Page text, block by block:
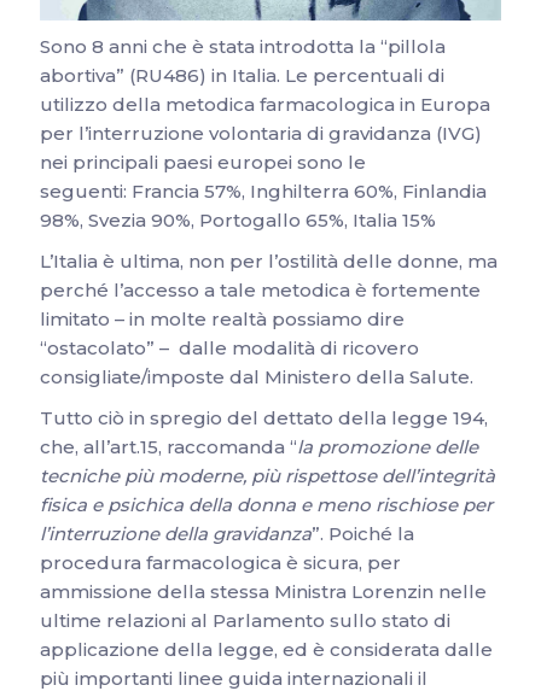
Sono 8 anni che è stata introdotta la “pillola
abortiva” (RU486) in Italia. Le percentuali di
utilizzo della metodica farmacologica in Europa
per l’interruzione volontaria di gravidanza (IVG)
nei principali paesi europei sono le
seguenti: Francia 57%, Inghilterra 60%, Finlandia
98%, Svezia 90%, Portogallo 65%, Italia 15%
L’Italia è ultima, non per l’ostilità delle donne, ma
perché l’accesso a tale metodica è fortemente
limitato – in molte realtà possiamo dire
“ostacolato” – dalle modalità di ricovero
consigliate/imposte dal Ministero della Salute.
Tutto ciò in spregio del dettato della legge 194,
che, all’art.15, raccomanda “la promozione delle
tecniche più moderne, più rispettose dell’integrità
fisica e psichica della donna e meno rischiose per
l’interruzione della gravidanza”. Poiché la
procedura farmacologica è sicura, per
ammissione della stessa Ministra Lorenzin nelle
ultime relazioni al Parlamento sullo stato di
applicazione della legge, ed è considerata dalle
più importanti linee guida internazionali il